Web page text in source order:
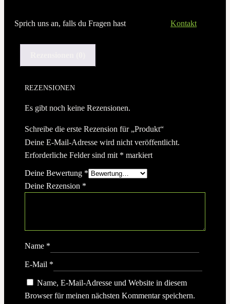
Sprich uns an, falls du Fragen hast Kontakt
REZENSIONEN
Es gibt noch keine Rezensionen.
Schreibe die erste Rezension für „Produkt“
Deine E-Mail-Adresse wird nicht veröffentlicht.
Erforderliche Felder sind mit * markiert
Deine Bewertung *
Deine Rezension *
Name *
E-Mail *
Name, E-Mail-Adresse und Website in diesem
Browser für meinen nächsten Kommentar speichern.